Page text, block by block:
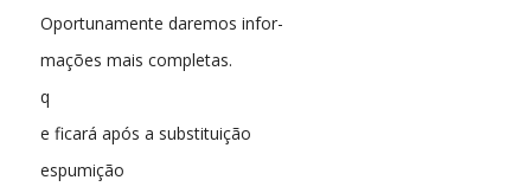
Oportunamente daremos infor-
mações mais completas.
q
e ficará após a substituição
espumição